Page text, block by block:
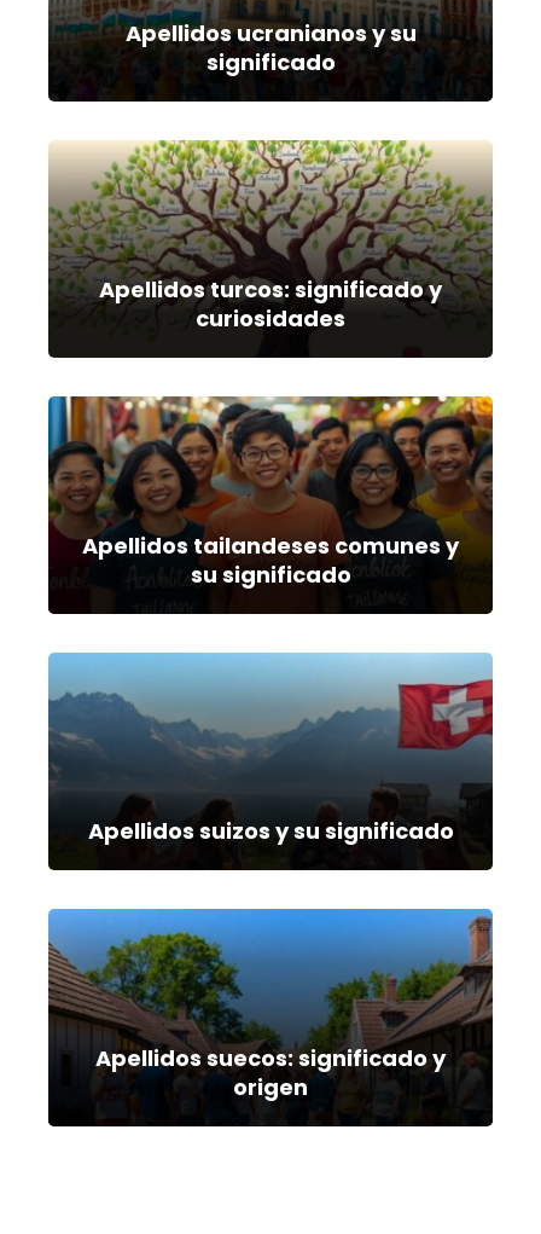
Apellidos ucranianos y su
significado
Apellidos turcos: significado y
curiosidades
Apellidos tailandeses comunes y
su significado
Apellidos suizos y su significado
Apellidos suecos: significado y
origen